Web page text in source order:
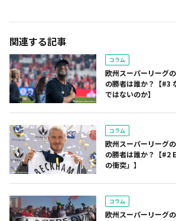
関連する記事
コラム
欧州スーパーリーグ
の勝者は誰か？【#3
ではないのか】
コラム
欧州スーパーリーグ
の勝者は誰か？【#2
の衝突」】
コラム
欧州スーパーリーグ